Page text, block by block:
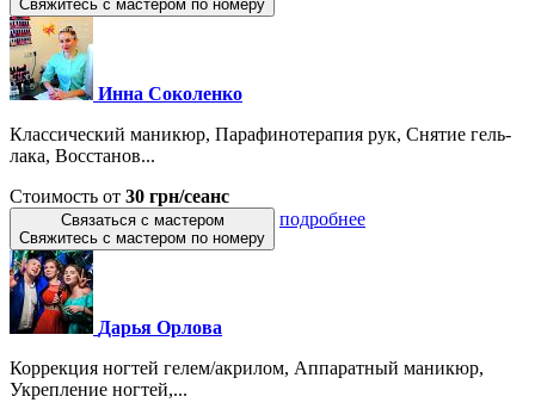
Свяжитесь с мастером по номеру
Инна Соколенко
Классический маникюр, Парафинотерапия рук, Снятие гель-
лака, Восстанов...
Стоимость от 30 грн/сеанс
Связаться с мастером
Свяжитесь с мастером по номеру
подробнее
Дарья Орлова
Коррекция ногтей гелем/акрилом, Аппаратный маникюр,
Укрепление ногтей,...